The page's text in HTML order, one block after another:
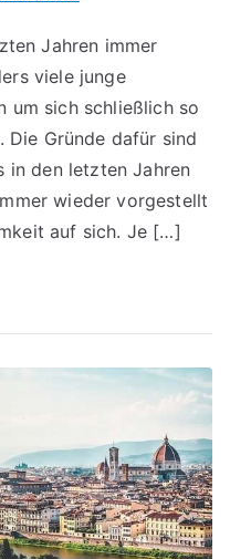
Retreat
Sardinien
Jahren immer
viele junge
um sich schließlich so
Die Gründe dafür sind
in den letzten Jahren
wieder vorgestellt
auf sich. Je […]